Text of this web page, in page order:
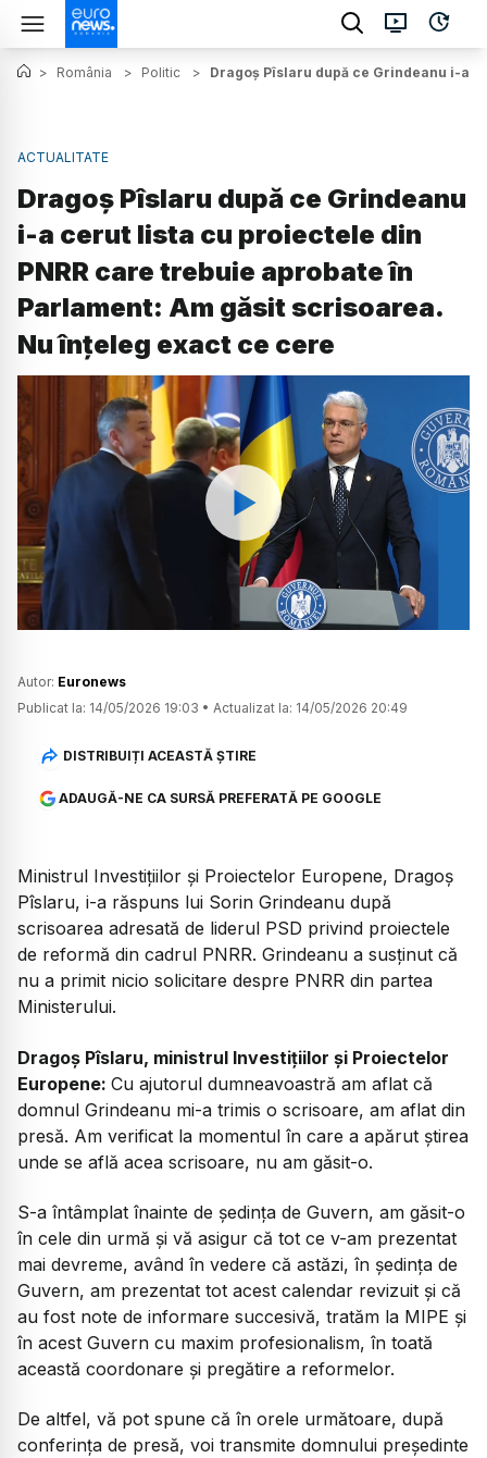
> România > Politic > Dragoș Pîslaru după ce Grindeanu i-a
ACTUALITATE
Dragoș Pîslaru după ce Grindeanu
i-a cerut lista cu proiectele din
PNRR care trebuie aprobate în
Parlament: Am găsit scrisoarea.
Nu înțeleg exact ce cere
Watch
Autor: Euronews
Publicat la: 14/05/2026 19:03 • Actualizat la: 14/05/2026 20:49
DISTRIBUIȚI ACEASTĂ ȘTIRE
ADAUGĂ-NE CA SURSĂ PREFERATĂ PE GOOGLE
Ministrul Investițiilor și Proiectelor Europene, Dragoș
Pîslaru, i-a răspuns lui Sorin Grindeanu după
scrisoarea adresată de liderul PSD privind proiectele
de reformă din cadrul PNRR. Grindeanu a susținut că
nu a primit nicio solicitare despre PNRR din partea
Ministerului.
Dragoș Pîslaru, ministrul Investițiilor și Proiectelor
Europene: Cu ajutorul dumneavoastră am aflat că
domnul Grindeanu mi-a trimis o scrisoare, am aflat din
presă. Am verificat la momentul în care a apărut știrea
unde se află acea scrisoare, nu am găsit-o.
S-a întâmplat înainte de ședința de Guvern, am găsit-o
în cele din urmă și vă asigur că tot ce v-am prezentat
mai devreme, având în vedere că astăzi, în ședința de
Guvern, am prezentat tot acest calendar revizuit și că
au fost note de informare succesivă, tratăm la MIPE și
în acest Guvern cu maxim profesionalism, în toată
această coordonare și pregătire a reformelor.
De altfel, vă pot spune că în orele următoare, după
conferința de presă, voi transmite domnului președinte